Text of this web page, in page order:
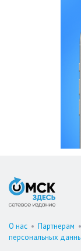
О нас • Партнерам •
персональных